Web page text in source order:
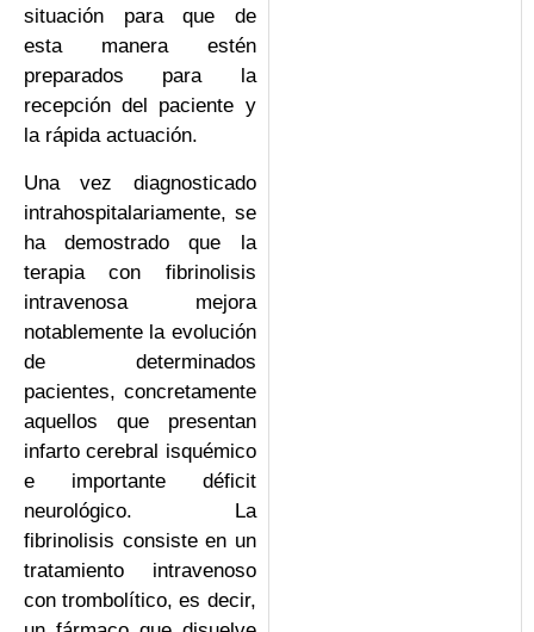
situación para que de
esta manera estén
preparados para la
recepción del paciente y
la rápida actuación.
Una vez diagnosticado
intrahospitalariamente, se
ha demostrado que la
terapia con fibrinolisis
intravenosa mejora
notablemente la evolución
de determinados
pacientes, concretamente
aquellos que presentan
infarto cerebral isquémico
e importante déficit
neurológico. La
fibrinolisis consiste en un
tratamiento intravenoso
con trombolítico, es decir,